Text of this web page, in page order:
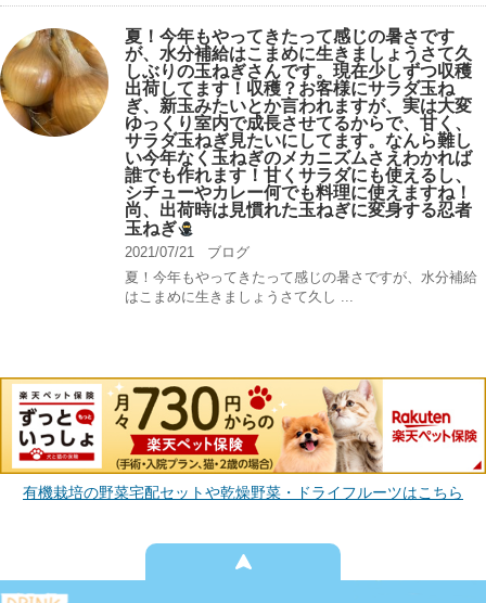
夏！今年もやってきたって感じの暑さです
が、水分補給はこまめに生きましょうさて久
しぶりの玉ねぎさんです。現在少しずつ収穫
出荷してます！収穫？お客様にサラダ玉ね
ぎ、新玉みたいとか言われますが、実は大変
ゆっくり室内で成長させてるからで、甘く、
サラダ玉ねぎ見たいにしてます。なんら難し
い今年なく玉ねぎのメカニズムさえわかれば
誰でも作れます！甘くサラダにも使えるし、
シチューやカレー何でも料理に使えますね！
尚、出荷時は見慣れた玉ねぎに変身する忍者
玉ねぎ
2021/07/21
ブログ
夏！今年もやってきたって感じの暑さですが、水分補給
はこまめに生きましょうさて久し ...
有機栽培の野菜宅配セットや乾燥野菜・ドライフルーツはこちら